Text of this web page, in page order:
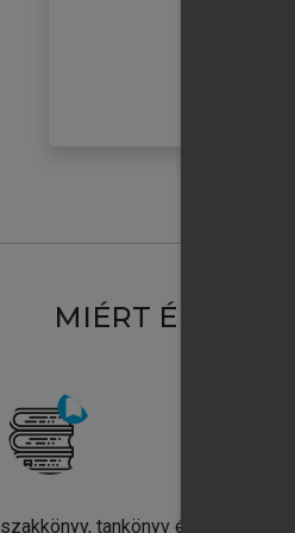
MIÉRT
szakkönyv, tankönyv és